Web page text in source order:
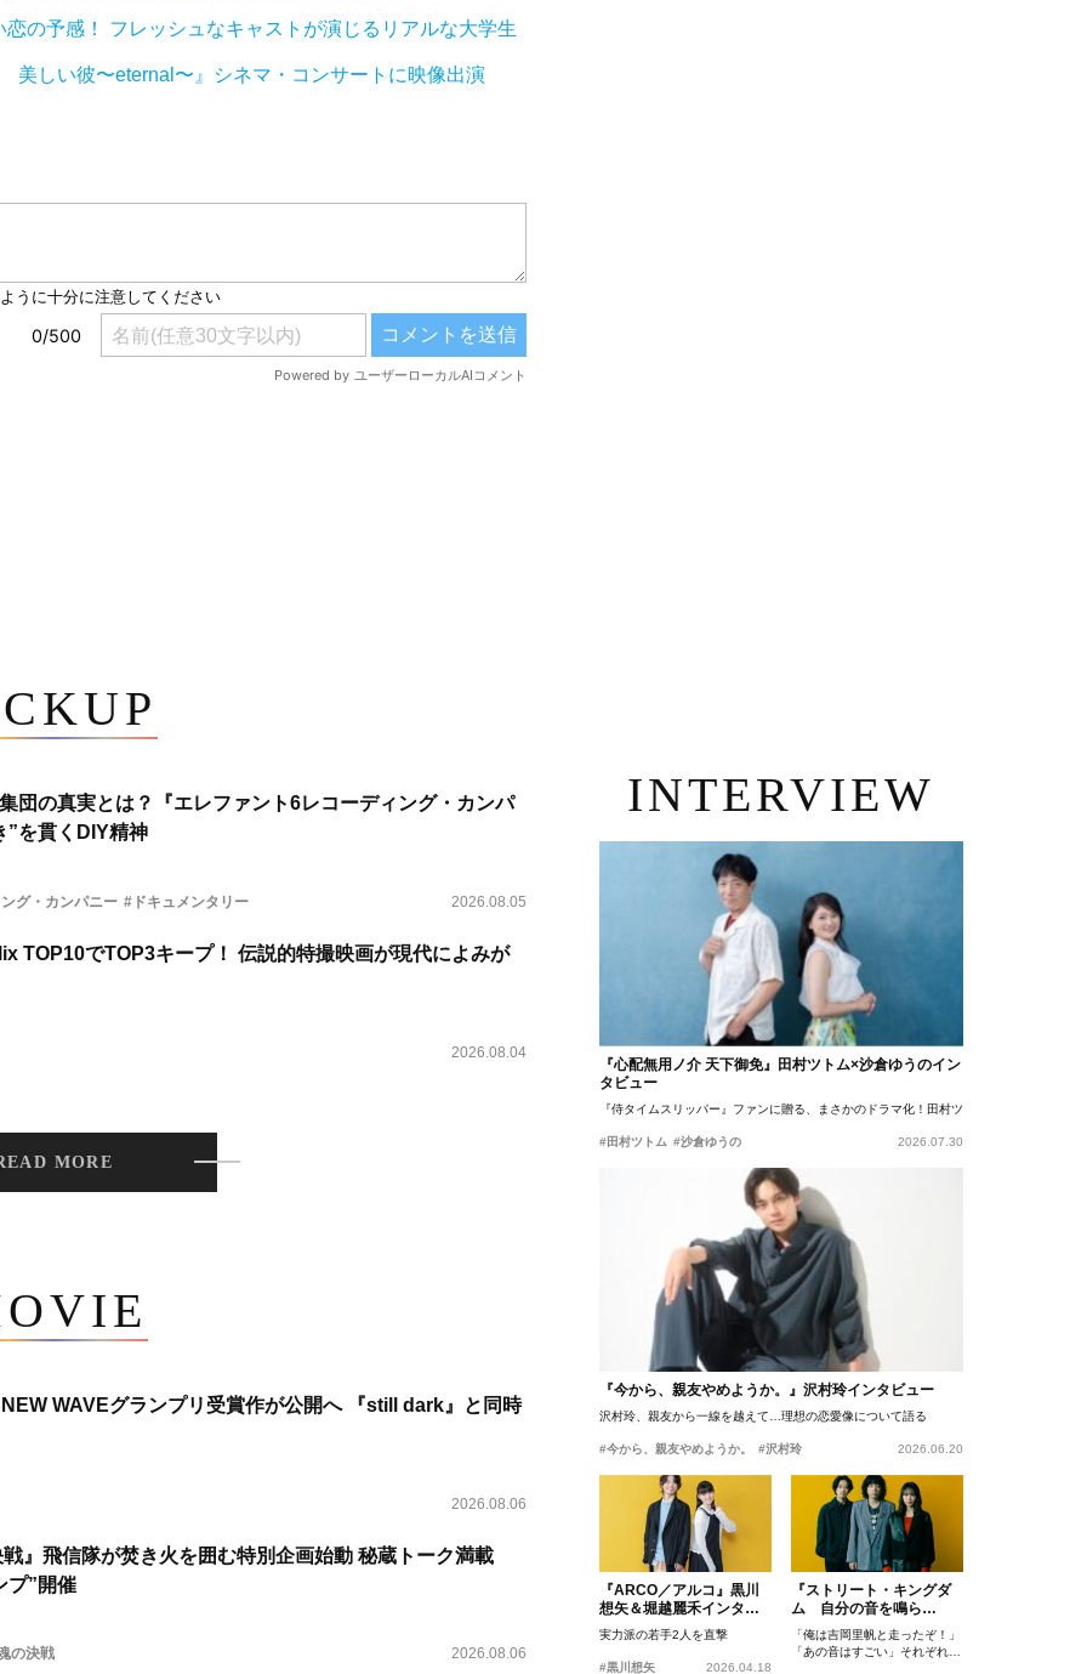
の予感！ フレッシュなキャストが演じるリアルな大学生
しい彼〜eternal〜』シネマ・コンサートに映像出演
団の真実とは？『エレファント6レコーディング・カンパ
”を貫くDIY精神
グ・カンパニー #ドキュメンタリー 2026.08.05
TOP10でTOP3キープ！ 伝説的特撮映画が現代によみが
2026.08.04
MORE
WAVEグランプリ受賞作が公開へ 『still dark』と同時
2026.08.06
』飛信隊が焚き火を囲む特別企画始動 秘蔵トーク満載
プ”開催
の決戦 2026.08.06
INTERVIEW
『心配無用ノ介 天下御免』田村ツトム×沙倉ゆうのイン
タビュー
『侍タイムスリッパー』ファンに贈る、まさかのドラマ化！田村ツトム×沙倉ゆうのが語
#田村ツトム #沙倉ゆうの 2026.07.30
『今から、親友やめようか。』沢村玲インタビュー
沢村玲、親友から一線を越えて…理想の恋愛像について語る
#今から、親友やめようか。 #沢村玲 2026.06.20
『ARCO／アルコ』黒川
想矢＆堀越麗禾インタビ
ュー
実力派の若手2人を直撃
#黒川想矢 2026.04.18
『ストリート・キングダ
ム 自分の音を鳴ら
せ。』峯田和伸、若葉竜
也、吉岡里帆インタビュ
ー
「俺は吉岡里帆と走ったぞ！」
「あの音はすごい」それぞれの